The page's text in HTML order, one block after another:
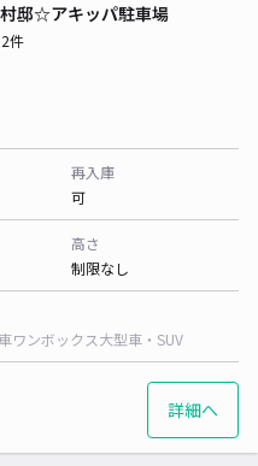
邸☆アキッパ駐車場
件
再入庫
可
高さ
制限なし
ワンボックス大型車・SUV
詳細へ